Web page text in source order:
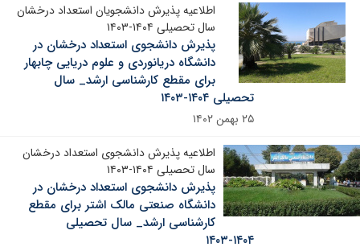
اطلاعیه پذیرش دانشجویان استعداد درخشان
سال تحصیلی ۱۴۰۴-۱۴۰۳
پذیرش دانشجوی استعداد درخشان در
دانشگاه دریانوردی و علوم دریایی چابهار
برای مقطع کارشناسی ارشد_ سال
تحصیلی ۱۴۰۴-۱۴۰۳
۲۵ بهمن ۱۴۰۲
اطلاعیه پذیرش دانشجوی استعداد درخشان
سال تحصیلی ۱۴۰۴-۱۴۰۳
پذیرش دانشجوی استعداد درخشان در
دانشگاه صنعتی مالک اشتر برای مقطع
کارشناسی ارشد_ سال تحصیلی
۱۴۰۴-۱۴۰۳